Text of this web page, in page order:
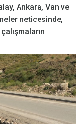
Ankara, Van ve
neticesinde,